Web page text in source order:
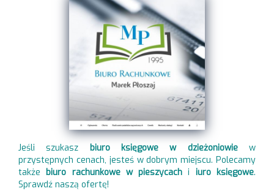
Jeśli szukasz biuro księgowe w dzieżoniowiew
przystępnych cenach, jesteś w dobrym miejscu. Polecamy
także biuro rachunkowe w pieszycach i iuro księgowe.
Sprawdź naszą ofertę!